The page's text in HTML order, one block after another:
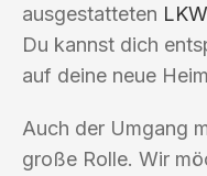
ausgestatteten LKW
Du kannst dich
auf deine neue
Auch der Umgang
große Rolle. Wir